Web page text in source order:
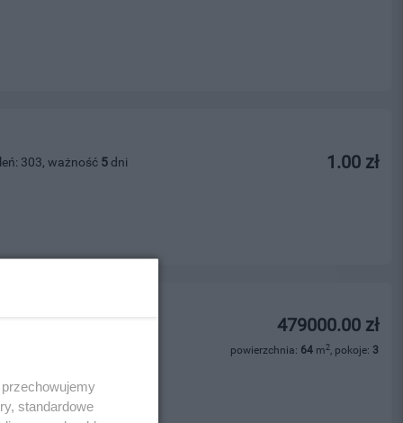
1.00 zł
303, ważność 5 dni
479000.00 zł
powierzchnia: 64 m2, pokoje: 3
standardowe